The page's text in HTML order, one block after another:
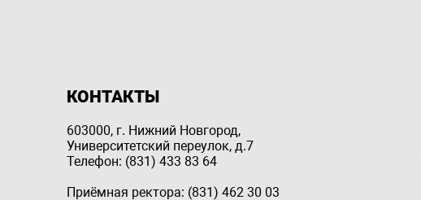
КОНТАКТЫ
603000, г. Нижний Новгород,
Университетский переулок, д.7
Телефон: (831) 433 83 64
Приёмная ректора: (831) 462 30 03